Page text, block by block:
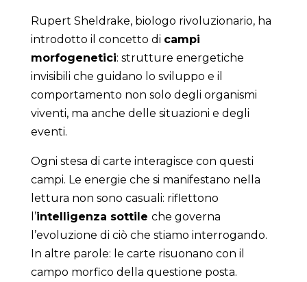
Rupert Sheldrake, biologo rivoluzionario, ha
introdotto il concetto di campi
morfogenetici: strutture energetiche
invisibili che guidano lo sviluppo e il
comportamento non solo degli organismi
viventi, ma anche delle situazioni e degli
eventi.
Ogni stesa di carte interagisce con questi
campi. Le energie che si manifestano nella
lettura non sono casuali: riflettono
l’intelligenza sottile che governa
l’evoluzione di ciò che stiamo interrogando.
In altre parole: le carte risuonano con il
campo morfico della questione posta.